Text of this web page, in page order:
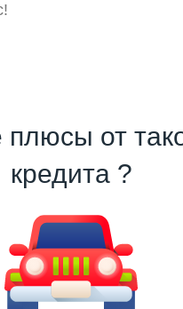
плюсы от
кредита ?